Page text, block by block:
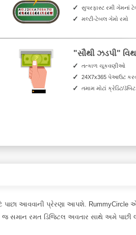
સુપરફાસ્ટ રમી ગેમનાં
મલ્ટી-ટેબલ ગેમો રમો
"સૌથી ઝડપી"
તત્કાળ ચૂકવણીઓ
24X7x365 પેઆઉટ
તમામ મોટાં ક્રેડિટ/ડૅબિટ
પાછા આવવાની પ્રેરણા આપશે.
સમાન રમત ડિજિટલ અવતાર સાથે અમે પાછી